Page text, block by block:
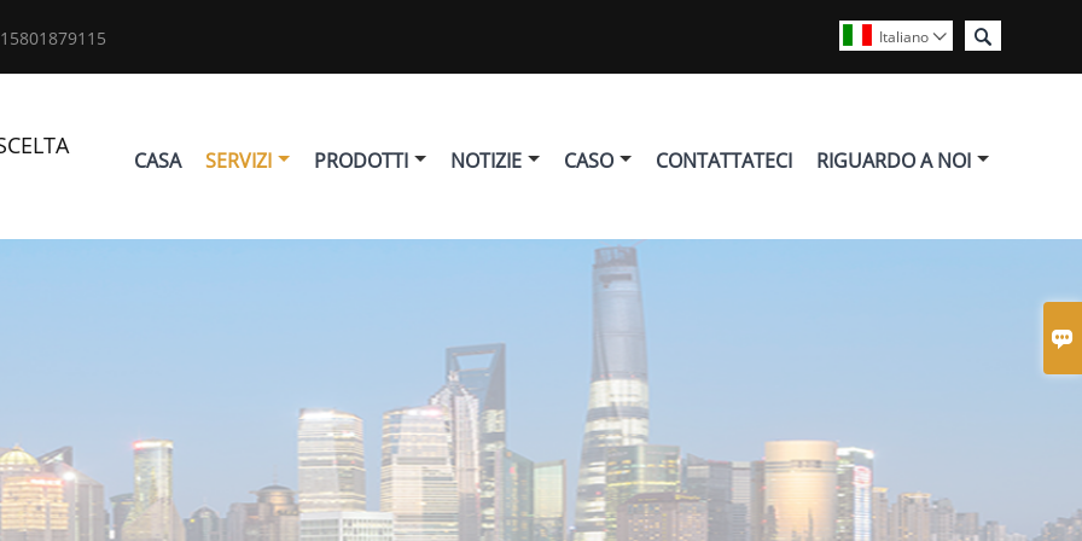


Italiano 
CASA SERVIZI PRODOTTI NOTIZIE CASO CONTATTATECI RIGUARDO A NOI